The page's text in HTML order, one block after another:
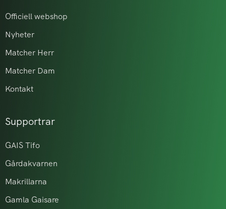
Officiell webshop
Nyheter
Matcher Herr
Matcher Dam
Kontakt
Supportrar
GAIS Tifo
Gårdakvarnen
Makrillarna
Gamla Gaisare